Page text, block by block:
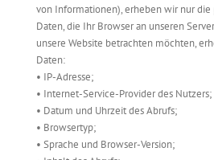
von Informationen), erheben wir nur
Daten, die Ihr Browser an unseren
unsere Website betrachten möchten,
Daten:
• IP-Adresse;
• Internet-Service-Provider des Nutzers;
• Datum und Uhrzeit des Abrufs;
• Browsertyp;
• Sprache und Browser-Version;